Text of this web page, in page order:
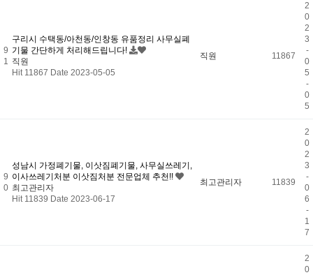
9
1
구리시 수택동/아천동/인창동 유품정리 사무실폐
기물 간단하게 처리해드립니다!
직원
Hit 11867 Date 2023-05-05
직원 11867
2
0
2
3
-
0
5
-
0
5
9
0
성남시 가정폐기물, 이삿짐폐기물, 사무실쓰레기,
이사쓰레기처분 이삿짐처분 전문업체 추천!!
최고관리자
Hit 11839 Date 2023-06-17
최고관리자 11839
2
0
2
3
-
0
6
-
1
7
2
0